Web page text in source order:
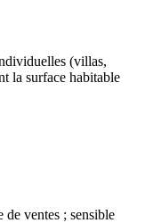
(villas,
la surface habitable
de ventes ; sensible